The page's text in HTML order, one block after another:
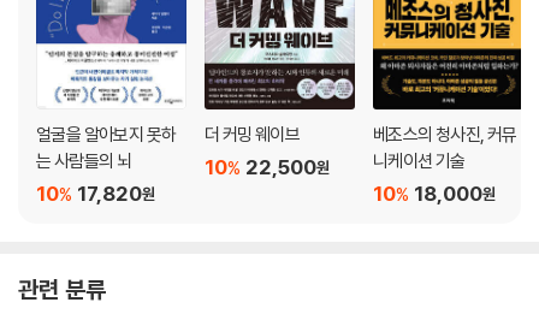
얼굴을 알아보지 못하
는 사람들의 뇌
17,820원
10%
더 커밍 웨이브
22,500원
10%
베조스의 청사진, 커뮤
니케이션 기술
18,000원
10%
관련 분류